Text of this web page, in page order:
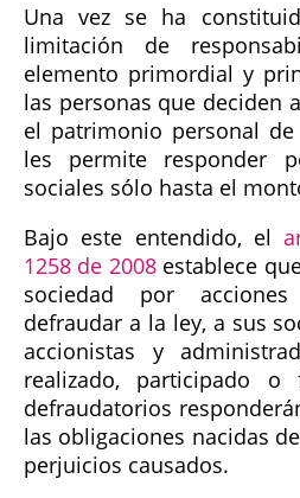
Una vez se ha
limitación de
elemento primordial y
las personas que deciden
el patrimonio personal
les permite responder
sociales sólo hasta el
Bajo este entendido, el
1258 de 2008establece
sociedad por
defraudar a la ley, a sus
accionistas y
realizado, participado o
defraudatorios
las obligaciones nacidas
perjuicios causados.